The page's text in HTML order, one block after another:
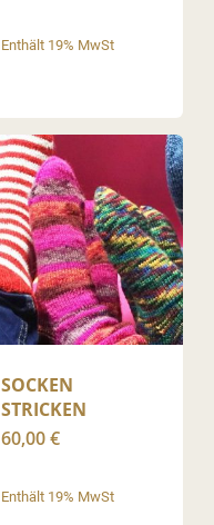
Enthält 19% MwSt
SOCKEN
STRICKEN
60,00€
Enthält 19% MwSt